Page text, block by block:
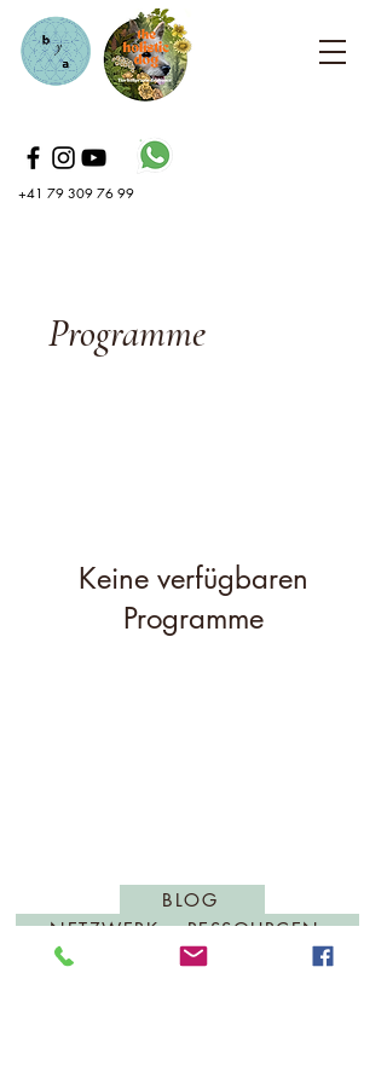
+41 79 309 76 99
Programme
Keine verfügbaren
Programme
BLOG
NETZWERK + RESSOURCEN
SHOP/PRODUKTEMPFEHLUNGEN